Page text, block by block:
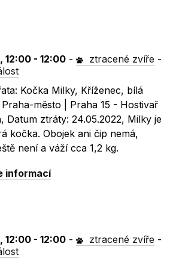
12:00 - 12:00 - ztracené zvíře -
Kočka Milky, Kříženec, bílá
město | Praha 15 - Hostivař
Datum ztráty: 24.05.2022, Milky je
kočka. Obojek ani čip nemá,
není a váží cca 1,2 kg.
informací
12:00 - 12:00 - ztracené zvíře -